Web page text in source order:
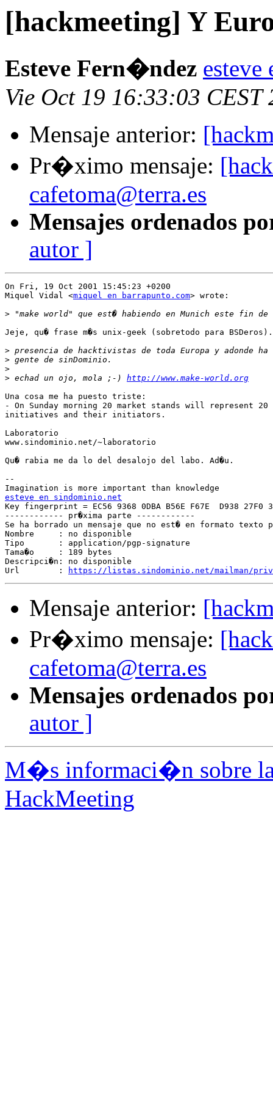
[hackmeeting] Y
Esteve Fern�ndez esteve
Vie Oct 19 16:33:03 CEST
Mensaje anterior:
Pr�ximo mensaje:
cafetoma@terra.es
Mensajes ordenados
autor ]
On Fri, 19 Oct 2001 15:45:23 +0200
Miquel Vidal <miquel en barrapunto.com> wrote:
>
Jeje, qu� frase m�s unix-geek (sobretodo para BSDeros).
>
>
>
> echad un ojo, mola ;-) http://www.make-world.org
Una cosa me ha puesto triste:
- On Sunday morning 20 market stands will represent
initiatives and their initiators.
Laboratorio
www.sindominio.net/~laboratorio
Qu� rabia me da lo del desalojo del labo. Ad�u.
--
esteve en sindominio.net
Key fingerprint = EC56 9368 0DBA B56E F67E  D938 27F0
------------ pr�xima parte ------------
Se ha borrado un mensaje que no est� en formato texto
Nombre     : no disponible
Tipo       : application/pgp-signature
Tama�o     : 189 bytes
Descripci�n: no disponible
Url        :
https://listas.sindominio.net/mailman/
Mensaje anterior:
Pr�ximo mensaje:
cafetoma@terra.es
Mensajes ordenados
autor ]
M�s informaci�n sobre
HackMeeting